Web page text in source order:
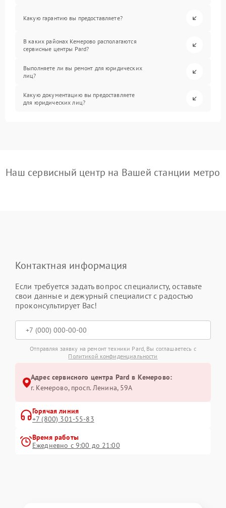
Какую гарантию вы предоставляете?
В каких районах Кемерово располагаются
сервисные центры Pard?
Выполняете ли вы ремонт для юридических
лиц?
Какую документацию вы предоставляете
для юридических лиц?
Наш сервисный центр на Вашей станции метро
Контактная информация
Если требуется задать вопрос специалисту, оставьте
свои данные и дежурный специалист с радостью
проконсультирует Вас!
Отправляя заявку на ремонт техники Pard, Вы соглашаетесь с
Политикой конфиденциальности
Адрес сервисного центра Pard в Кемерово:
г. Кемерово, просп. Ленина, 59А
Горячая линия
+7 (800) 301-55-83
Время работы
Ежедневно с 9:00 до 21:00